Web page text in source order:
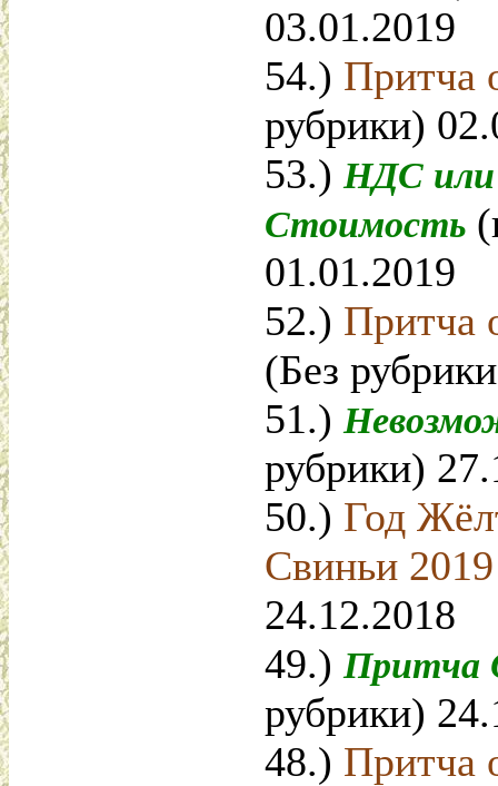
03.01.2019
54.) Притча
рубрики)
53.) НДС или
Стоимость
01.01.2019
52.) Притча
(Без
51.)
рубрики)
50.) Год
Свиньи
24.12.2018
49.) Притча
рубрики)
48.) Притча